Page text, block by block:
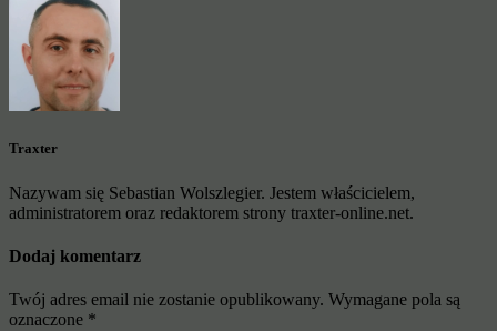
Traxter
Nazywam się Sebastian Wolszlegier. Jestem właścicielem,
administratorem oraz redaktorem strony traxter-online.net.
Dodaj komentarz
Twój adres email nie zostanie opublikowany. Wymagane pola są
oznaczone *